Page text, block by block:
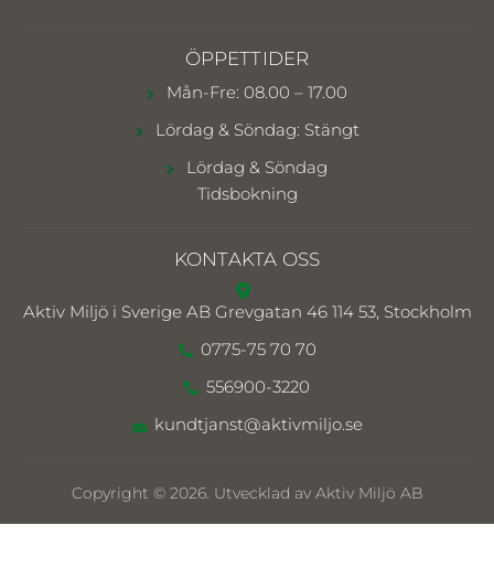
ÖPPETTIDER
Mån-Fre: 08.00 – 17.00
Lördag & Söndag: Stängt
Lördag & Söndag
Tidsbokning
KONTAKTA OSS
Aktiv Miljö i Sverige AB Grevgatan 46 114 53, Stockholm
0775-75 70 70
556900-3220
kundtjanst@aktivmiljo.se
Copyright © 2026. Utvecklad av Aktiv Miljö AB